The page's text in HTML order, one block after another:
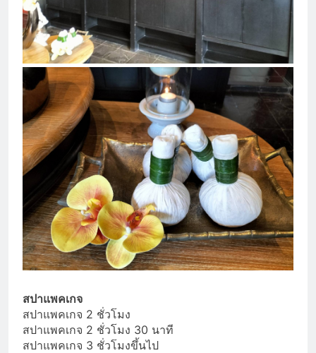
สปาแพคเกจ
สปาแพคเกจ 2 ชั่วโมง
สปาแพคเกจ 2 ชั่วโมง 30 นาที
สปาแพคเกจ 3 ชั่วโมงขึ้นไป